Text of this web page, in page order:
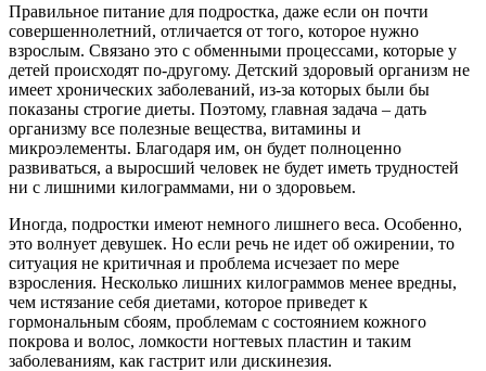
Правильное питание для подростка, даже если он почти
совершеннолетний, отличается от того, которое нужно
взрослым. Связано это с обменными процессами, которые у
детей происходят по-другому. Детский здоровый организм не
имеет хронических заболеваний, из-за которых были бы
показаны строгие диеты. Поэтому, главная задача – дать
организму все полезные вещества, витамины и
микроэлементы. Благодаря им, он будет полноценно
развиваться, а выросший человек не будет иметь трудностей
ни с лишними килограммами, ни о здоровьем.
Иногда, подростки имеют немного лишнего веса. Особенно,
это волнует девушек. Но если речь не идет об ожирении, то
ситуация не критичная и проблема исчезает по мере
взросления. Несколько лишних килограммов менее вредны,
чем истязание себя диетами, которое приведет к
гормональным сбоям, проблемам с состоянием кожного
покрова и волос, ломкости ногтевых пластин и таким
заболеваниям, как гастрит или дискинезия.